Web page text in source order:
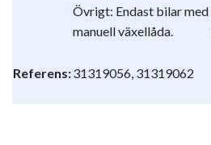
Övrigt: Endast bilar med
manuell växellåda.
Referens:31319056, 31319062